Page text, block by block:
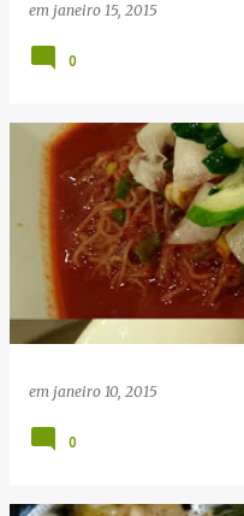
em janeiro 15, 2015
0
em janeiro 10, 2015
0